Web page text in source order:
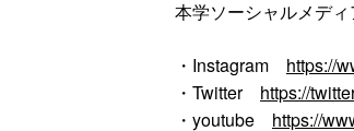
本学ソーシャルメデ
・Instagram https://
・Twitter https://
・youtube https://